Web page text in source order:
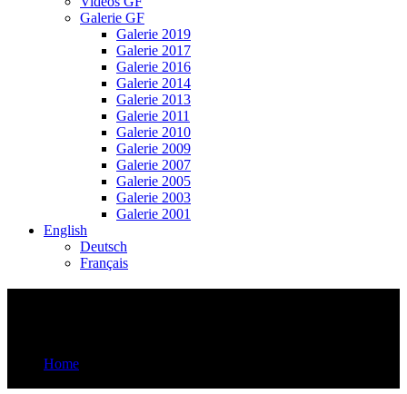
Galerie GF
Galerie 2019
Galerie 2017
Galerie 2016
Galerie 2014
Galerie 2013
Galerie 2011
Galerie 2010
Galerie 2009
Galerie 2007
Galerie 2005
Galerie 2003
Galerie 2001
English
Deutsch
Français
Home